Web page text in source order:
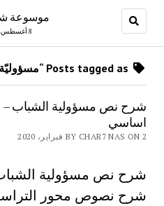
موسوعة
8 أغسطس، 2026
شرح نص مسؤولية الشباب –
اساسي
BY CHAR7 NAS ON 2 فبراير، 2020
شرح نصوص محور التراسل 9